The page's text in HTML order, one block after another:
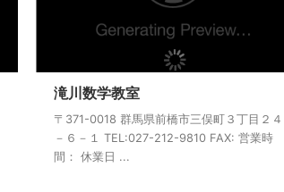
滝川数学教室
〒371-0018 群馬県前橋市三俣町３丁目２４
－６－１ TEL:027-212-9810 FAX: 営業時
間： 休業日 ...